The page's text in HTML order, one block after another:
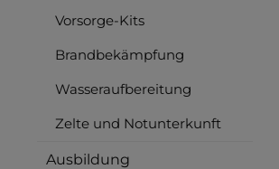
Vorsorge-Kits
Brandbekämpfung
Wasseraufbereitung
Zelte und Notunterkunft
Ausbildung